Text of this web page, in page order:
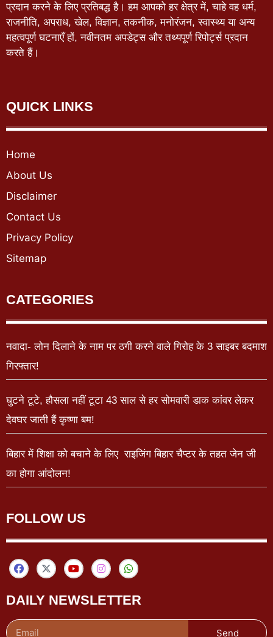
प्रदान करने के लिए प्रतिबद्ध है। हम आपको हर क्षेत्र में, चाहे वह धर्म,
राजनीति, अपराध, खेल, विज्ञान, तकनीक, मनोरंजन, स्वास्थ्य या अन्य
महत्वपूर्ण घटनाएँ हों, नवीनतम अपडेट्स और तथ्यपूर्ण रिपोर्ट्स प्रदान
करते हैं।
QUICK LINKS
Home
About Us
Disclaimer
Contact Us
Privacy Policy
Sitemap
CATEGORIES
नवादा- लोन दिलाने के नाम पर ठगी करने वाले गिरोह के 3 साइबर बदमाश
गिरफ्तार!
घुटने टूटे, हौसला नहीं टूटा 43 साल से हर सोमवारी डाक कांवर लेकर
देवघर जाती हैं कृष्णा बम!
बिहार में शिक्षा को बचाने के लिए राइजिंग बिहार चैप्टर के तहत जेन जी
का होगा आंदोलन!
FOLLOW US
DAILY NEWSLETTER
Send